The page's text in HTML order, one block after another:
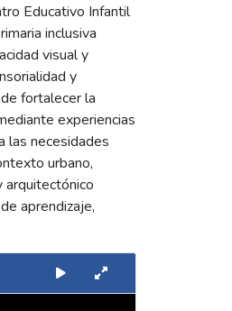
Educativo Infantil
inclusiva
visual y
y
fortalecer la
experiencias
las necesidades
urbano,
arquitectónico
aprendizaje,